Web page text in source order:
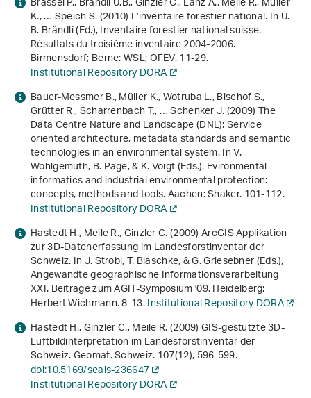
K., … Speich S. (2010) L'inventaire forestier national. In U.
B. Brändli (Ed.),Inventaire forestier national suisse.
Résultats du troisième inventaire 2004-2006.
Birmensdorf; Berne: WSL; OFEV. 11-29.
Institutional Repository DORA
Bauer-Messmer B., Müller K., Wotruba L., Bischof S.,
Grütter R., Scharrenbach T., … Schenker J. (2009)The
Data Centre Nature and Landscape (DNL): Service
oriented architecture, metadata standards and semantic
technologies in an environmental system. In V.
Wohlgemuth, B. Page, & K. Voigt (Eds.),Evironmental
informatics and industrial environmental protection:
concepts, methods and tools. Aachen: Shaker. 101-112.
Institutional Repository DORA
Hastedt H., Meile R., Ginzler C. (2009)ArcGIS Applikation
zur 3D-Datenerfassung im Landesforstinventar der
Schweiz. In J. Strobl, T. Blaschke, & G. Griesebner (Eds.),
Angewandte geographische Informationsverarbeitung
XXI. Beiträge zum AGIT-Symposium '09. Heidelberg:
Herbert Wichmann. 8-13.Institutional Repository DORA
Hastedt H., Ginzler C., Meile R. (2009) GIS-gestützte 3D-
Luftbildinterpretation im Landesforstinventar der
Schweiz. Geomat. Schweiz.107(12), 596-599.
doi:10.5169/seals-236647
Institutional Repository DORA